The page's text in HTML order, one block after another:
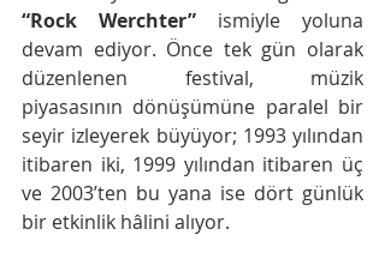
“Rock Werchter” ismiyle yoluna
devam ediyor. Önce tek gün olarak
düzenlenen festival, müzik
piyasasının dönüşümüne paralel bir
seyir izleyerek büyüyor; 1993 yılından
itibaren iki, 1999 yılından itibaren üç
ve 2003’ten bu yana ise dört günlük
bir etkinlik hâlini alıyor.